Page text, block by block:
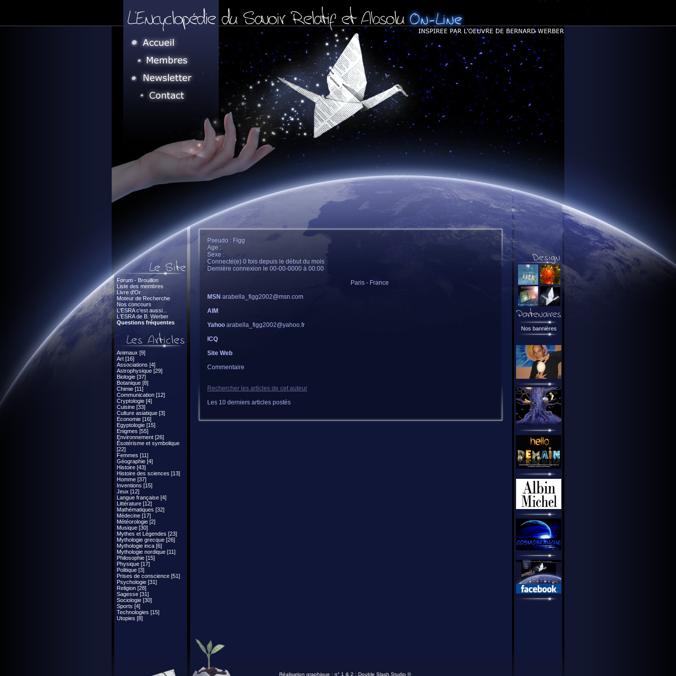
Forum - Brouillon
Liste des membres
Livre d'Or
Moteur de Recherche
Nos concours
L'ESRA c'est aussi...
L'ESRA de B. Werber
Questions fréquentes
Animaux [9]
Art [16]
Associations [4]
Astrophysique [29]
Biologie [37]
Botanique [8]
Chimie [11]
Communication [12]
Cryptologie [4]
Cuisine [33]
Culture asiatique [3]
Economie [16]
Egyptologie [15]
Enigmes [55]
Environnement [26]
Ésotérisme et symbolique
[22]
Femmes [11]
Géographie [4]
Histoire [43]
Histoire des sciences [13]
Homme [37]
Inventions [15]
Jeux [12]
Langue française [4]
Littérature [12]
Mathématiques [32]
Médecine [17]
Météorologie [2]
Musique [30]
Mythes et Légendes [23]
Mythologie grecque [26]
Mythologie inca [6]
Mythologie nordique [11]
Philosophie [15]
Physique [17]
Politique [3]
Prises de conscience [51]
Psychologie [31]
Religion [28]
Sagesse [31]
Sociologie [30]
Sports [4]
Technologies [15]
Utopies [8]
Pseudo : Figg
Age :
Sexe :
Connecté(e) 0 fois depuis le début du mois
Dernière connexion le 00-00-0000 à 00:00
Paris - France
MSN arabella_figg2002@msn.com
AIM
Yahoo arabella_figg2002@yahoo.fr
ICQ
Site Web
Commentaire
Rechercher les articles de cet auteur
Les 10 derniers articles postés
Nos bannières
Réalisation graphique : n° 1 & 2 : Double Slash Studio ©